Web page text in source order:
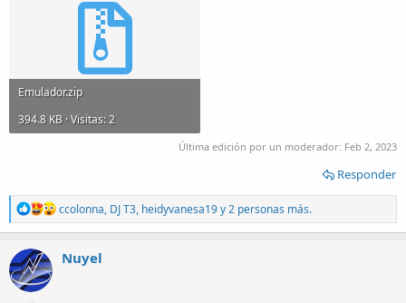
Emulador.zip
394.8 KB · Visitas: 2
Última edición por un moderador: Feb 2, 2023
Responder
R
e
a
c
ccolonna, DJ T3, heidyvanesa19y 2 personas más.
Nuyel